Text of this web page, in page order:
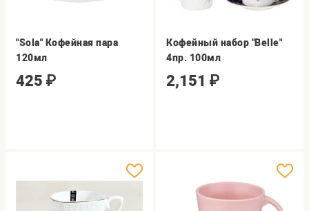
"Sola" Кофейная пара
120мл
425 ₽
Кофейный набор "Belle"
4пр. 100мл
2,151 ₽